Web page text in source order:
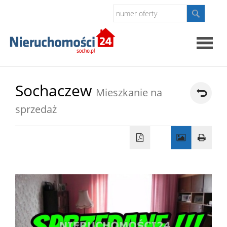
firmie
Sochaczew Mieszkanie na
sprzedaż